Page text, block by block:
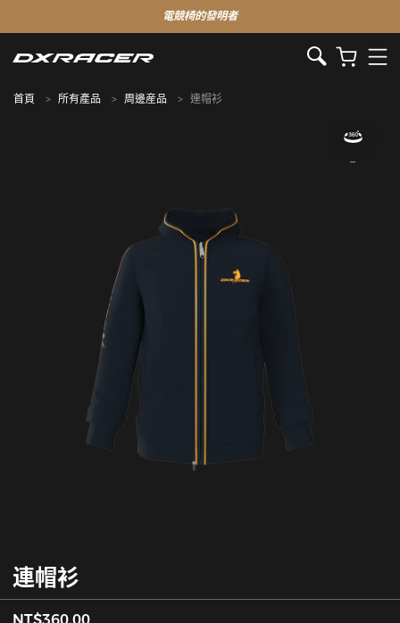
電競椅的發明者
首頁 所有產品 周邊産品 連帽衫
連帽衫
NT$360.00